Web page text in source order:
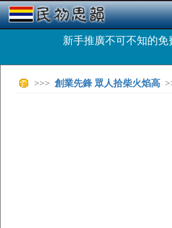
新手推廣不可不知的免
>>> 創業先鋒 眾人拾柴火焰高